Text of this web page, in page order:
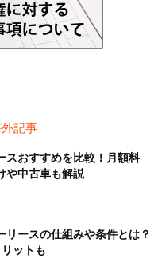
記事
スおすすめを比較！月額料
や中古車も解説
リースの仕組みや条件とは？
ットも